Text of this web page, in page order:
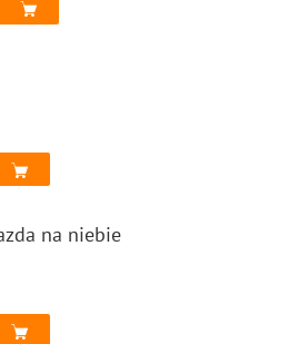
na niebie